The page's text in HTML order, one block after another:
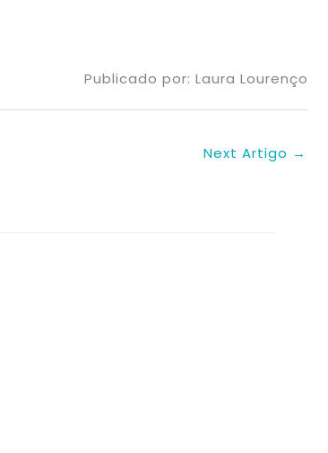
Publicado por: Laura Lourenço
Next Artigo →